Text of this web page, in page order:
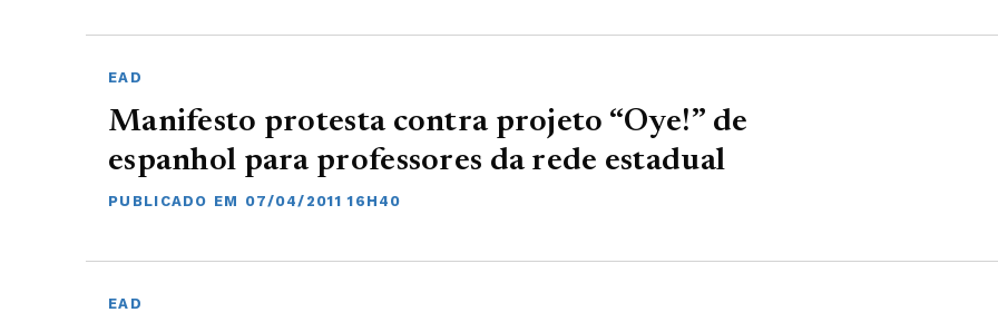
EAD
Manifesto protesta contra projeto “Oye!” de
espanhol para professores da rede estadual
PUBLICADO EM 07/04/2011 16H40
EAD